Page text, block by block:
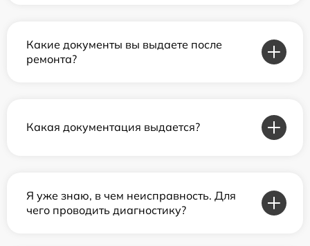
Какие документы вы выдаете после
ремонта?
Какая документация выдается?
Я уже знаю, в чем неисправность. Для
чего проводить диагностику?